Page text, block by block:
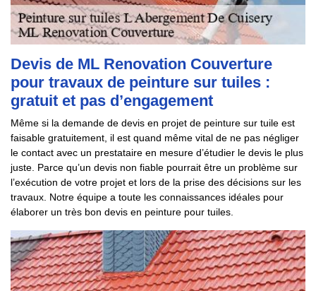
Devis de ML Renovation Couverture
pour travaux de peinture sur tuiles :
gratuit et pas d’engagement
Même si la demande de devis en projet de peinture sur tuile est
faisable gratuitement, il est quand même vital de ne pas négliger
le contact avec un prestataire en mesure d’étudier le devis le plus
juste. Parce qu’un devis non fiable pourrait être un problème sur
l’exécution de votre projet et lors de la prise des décisions sur les
travaux. Notre équipe a toute les connaissances idéales pour
élaborer un très bon devis en peinture pour tuiles.